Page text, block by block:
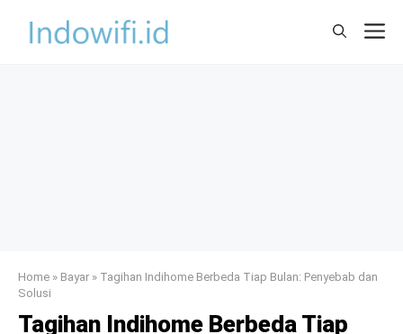
Home » Bayar » Tagihan Indihome Berbeda Tiap Bulan: Penyebab dan
Solusi
Tagihan Indihome Berbeda Tiap